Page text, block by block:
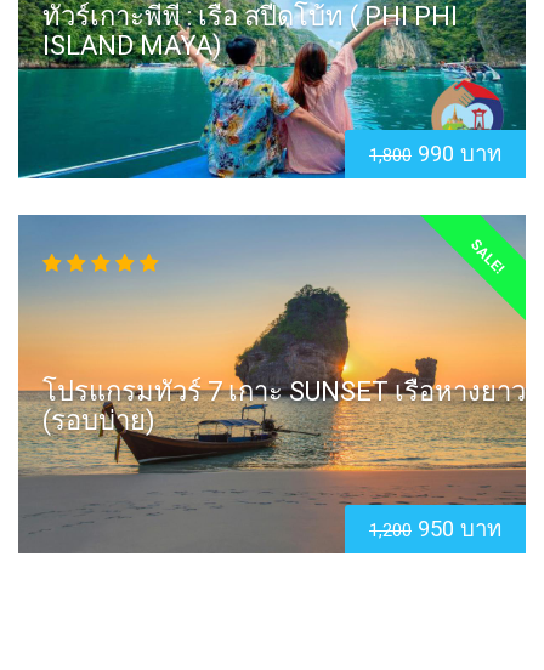
ทัวร์เกาะพีพี : เรือ สปีดโบ้ท ( PHI PHI
ISLAND MAYA)
1,800 990 บาท
SALE!
โปรแกรมทัวร์ 7 เกาะ SUNSET เรือหางยาว
(รอบบ่าย)
1,200 950 บาท